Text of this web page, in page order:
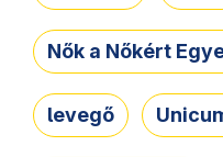
Nők a Nőkért
levegő